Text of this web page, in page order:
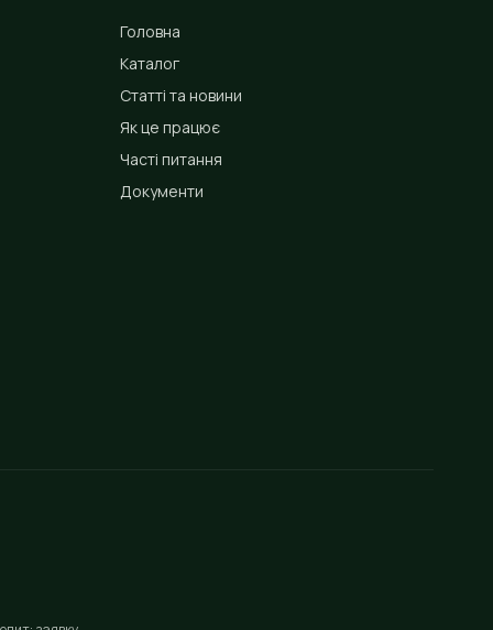
Головна
Каталог
Статті та новини
Як це працює
Часті питання
Документи